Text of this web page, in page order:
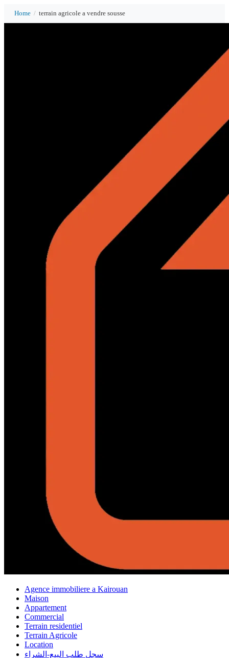
Home / terrain agricole a vendre sousse
Agence immobiliere a Kairouan
Maison
Appartement
Commercial
Terrain residentiel
Terrain Agricole
Location
سجل طلب البيع-الشراء